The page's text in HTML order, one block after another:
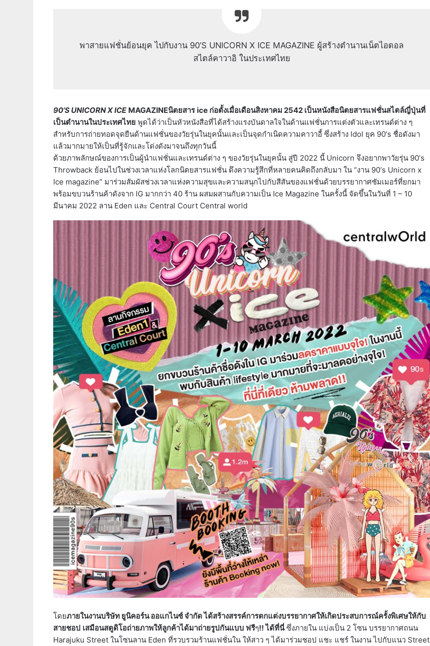
พาสายแฟชั่นย้อนยุค ไปกับงาน 90’S UNICORN X ICE MAGAZINE ผู้สร้างตำนานเน็ตไอดอล
สไตล์คาวาอิ ในประเทศไทย
90’S UNICORN X ICE MAGAZINEนิตยสาร ice ก่อตั้งเมื่อเดือนสิงหาคม 2542 เป็นหนังสือนิตยสารแฟชั่นสไตล์ญี่ปุ่นที่
เป็นตำนานในประเทศไทย พูดได้ว่าเป็นหัวหนังสือที่ได้สร้างแรงบันดาลใจในด้านแฟชั่นการแต่งตัวและเทรนด์ต่าง ๆ
สำหรับการถ่ายทอดจุดยืนด้านแฟชั่นของวัยรุ่นในยุคนั้นและเป็นจุดกำเนิดความคาวาอี้ ซึ่งสร้าง Idol ยุค 90’s ชื่อดังมา
แล้วมากมายให้เป็นที่รู้จักและโด่งดังมาจนถึงทุกวันนี้
ด้วยภาพลักษณ์ของการเป็นผู้นำแฟชั่นและเทรนด์ต่าง ๆ ของวัยรุ่นในยุคนั้น สู่ปี 2022 นี้ Unicorn จึงอยากพาวัยรุ่น 90’s
Throwback ย้อนไปในช่วงเวลาแห่งโลกนิตยสารแฟชั่น ดึงความรู้สึกที่หลายคนคิดถึงกลับมา ใน “งาน 90’s Unicorn x
Ice magazine” มาร่วมสัมผัสช่วงเวลาแห่งความสุขและความสนุกไปกับสีสันของแฟชั่นด้วยบรรยากาศซัมเมอร์ที่ยกมา
พร้อมขบวนร้านค้าดังจาก IG มากกว่า 40 ร้าน ผสมผสานกับความเป็น Ice Magazine ในครั้งนี้ จัดขึ้นในวันที่ 1 – 10
มีนาคม 2022 ลาน Eden และ Central Court Central world
โดยภายในงานบริษัท ยูนิคอร์น ออแกไนซ์ จำกัด ได้สร้างสรรค์การตกแต่งบรรยากาศให้เกิดประสบการณ์ครั้งพิเศษให้กับ
สายชอป เสมือนสตูดิโอถ่ายภาพให้ลูกค้าได้มาถ่ายรูปกันแบบ ฟรีๆ!! ได้ที่นี่ซึ่งภายใน แบ่งเป็น 2 โซน บรรยากาศถนน
Harajuku Street ในโซนลาน Eden ที่รวบรวมร้านแฟชั่นใน ให้สาว ๆ ได้มาร่วมชอป แชะ แชร์ ในงาน ไปกับแนว Street